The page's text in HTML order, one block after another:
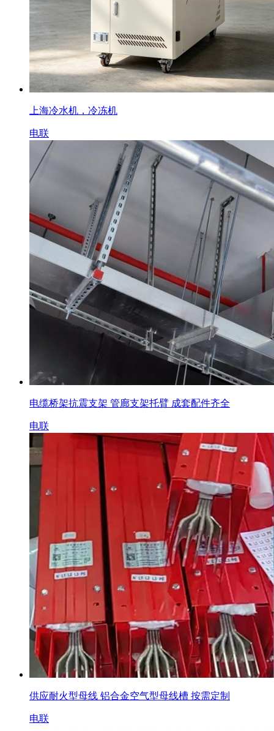
上海冷水机，冷冻机
电联
电缆桥架抗震支架 管廊支架托臂 成套配件齐全
电联
供应耐火型母线 铝合金空气型母线槽 按需定制
电联